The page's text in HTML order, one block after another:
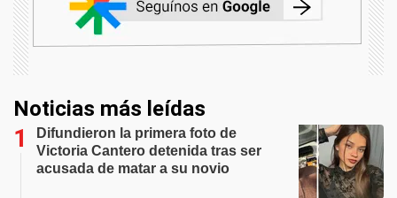
Noticias más leídas
Difundieron la primera foto de
Victoria Cantero detenida tras ser
acusada de matar a su novio